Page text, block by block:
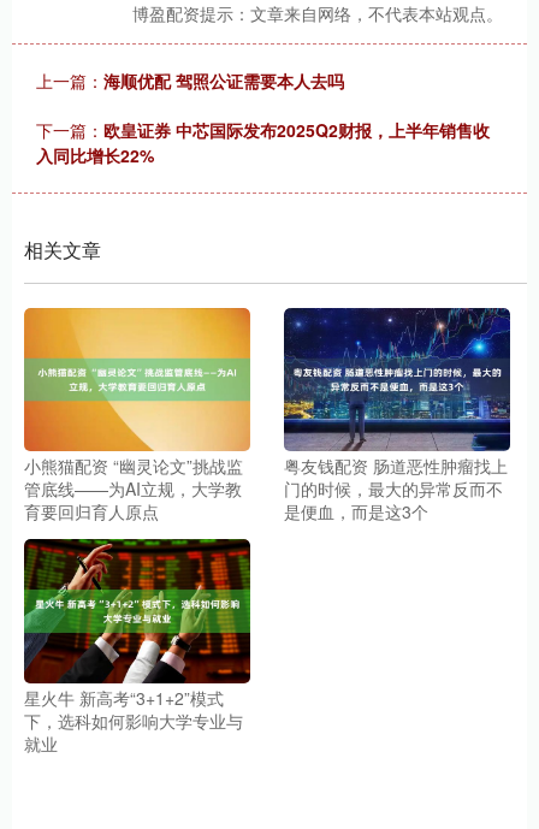
博盈配资提示：文章来自网络，不代表本站观点。
上一篇： 海顺优配 驾照公证需要本人去吗
下一篇： 欧皇证券 中芯国际发布2025Q2财报，上半年销售收
入同比增长22%
相关文章
小熊猫配资 “幽灵论文”挑战监
管底线——为AI立规，大学教
育要回归育人原点
粤友钱配资 肠道恶性肿瘤找上
门的时候，最大的异常反而不
是便血，而是这3个
星火牛 新高考“3+1+2”模式
下，选科如何影响大学专业与
就业